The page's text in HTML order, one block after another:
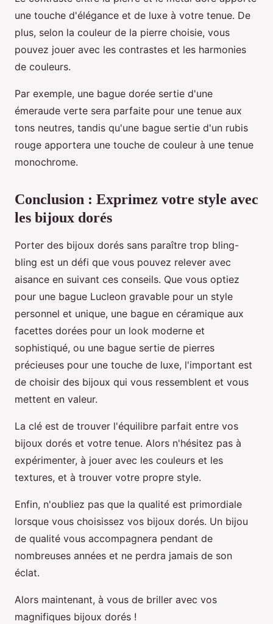
une touche d'élégance et de luxe à votre tenue. De
plus, selon la couleur de la pierre choisie, vous
pouvez jouer avec les contrastes et les harmonies
de couleurs.
Par exemple, une bague dorée sertie d'une
émeraude verte sera parfaite pour une tenue aux
tons neutres, tandis qu'une bague sertie d'un rubis
rouge apportera une touche de couleur à une tenue
monochrome.
Conclusion : Exprimez votre style avec
les bijoux dorés
Porter des bijoux dorés sans paraître trop bling-
bling est un défi que vous pouvez relever avec
aisance en suivant ces conseils. Que vous optiez
pour une bague Lucleon gravable pour un style
personnel et unique, une bague en céramique aux
facettes dorées pour un look moderne et
sophistiqué, ou une bague sertie de pierres
précieuses pour une touche de luxe, l'important est
de choisir des bijoux qui vous ressemblent et vous
mettent en valeur.
La clé est de trouver l'équilibre parfait entre vos
bijoux dorés et votre tenue. Alors n'hésitez pas à
expérimenter, à jouer avec les couleurs et les
textures, et à trouver votre propre style.
Enfin, n'oubliez pas que la qualité est primordiale
lorsque vous choisissez vos bijoux dorés. Un bijou
de qualité vous accompagnera pendant de
nombreuses années et ne perdra jamais de son
éclat.
Alors maintenant, à vous de briller avec vos
magnifiques bijoux dorés !